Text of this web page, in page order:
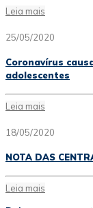
Leia mais
25/05/2020
Coronavírus
adolescentes
Leia mais
18/05/2020
NOTA DAS
Leia mais